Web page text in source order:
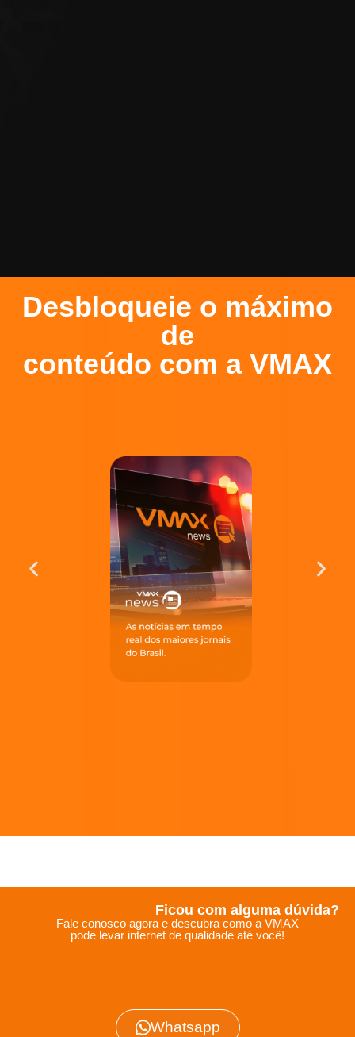
Desbloqueie o máximo
de
conteúdo com a VMAX
Ficou com alguma dúvida?
Fale conosco agora e descubra como a VMAX
pode levar internet de qualidade até você!
Whatsapp